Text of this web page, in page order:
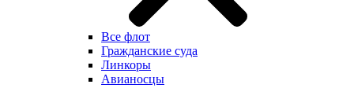
Все флот
Гражданские суда
Линкоры
Авианосцы